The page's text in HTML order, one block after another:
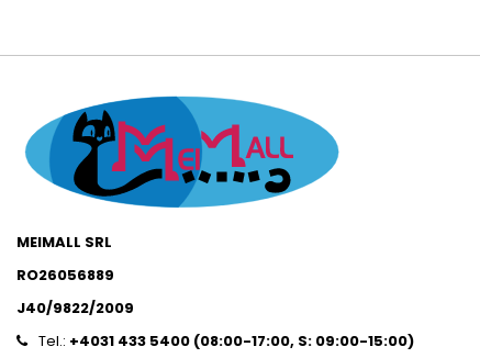
MEIMALL SRL
RO26056889
J40/9822/2009
Tel.: +4031 433 5400 (08:00-17:00, S: 09:00-15:00)